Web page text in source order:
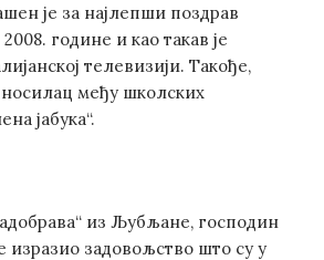
је за најлепши поздрав
године и као такав је
телевизији. Такође,
међу школских
јабука“.
из Љубљане, господин
изразио задовољство што су у